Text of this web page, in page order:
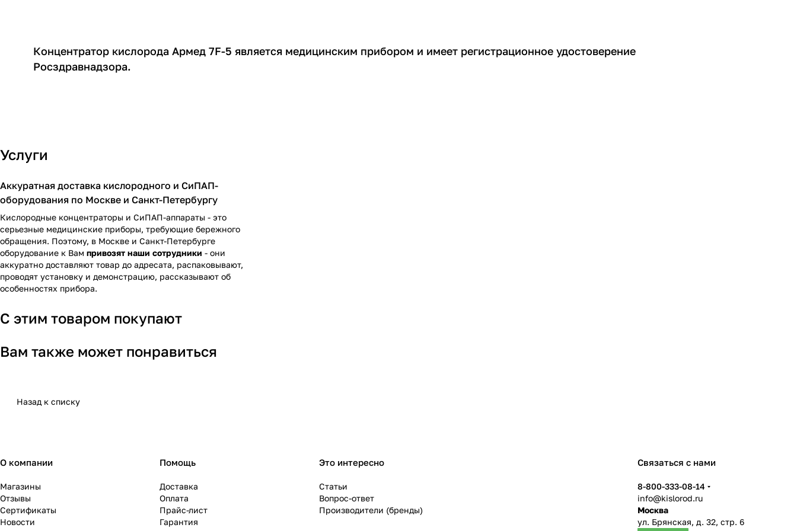
Концентратор кислорода Армед 7F-5 является медицинским прибором и имеет регистрационное удостоверение
Росздравнадзора.
Услуги
Аккуратная доставка кислородного и СиПАП-
оборудования по Москве и Санкт-Петербургу
Кислородные концентраторы и СиПАП-аппараты - это
серьезные медицинские приборы, требующие бережного
обращения. Поэтому, в Москве и Санкт-Петербурге
оборудование к Вам привозят наши сотрудники - они
аккуратно доставляют товар до адресата, распаковывают,
проводят установку и демонстрацию, рассказывают об
особенностях прибора.
С этим товаром покупают
Вам также может понравиться
Назад к списку
О компании
Магазины
Отзывы
Сертификаты
Новости
Помощь
Доставка
Оплата
Прайс-лист
Гарантия
Это интересно
Статьи
Вопрос-ответ
Производители (бренды)
Связаться с нами
8-800-333-08-14
info@kislorod.ru
Москва
ул. Брянская, д. 32, стр. 6